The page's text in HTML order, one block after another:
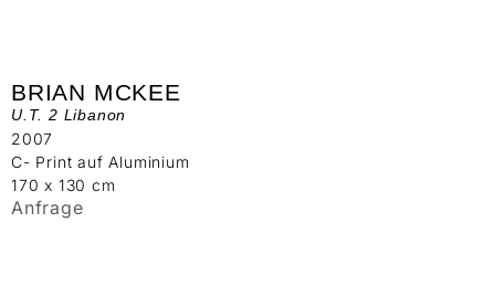
BRIAN MCKEE
U.T. 2 Libanon
2007
C- Print auf Aluminium
170 x 130 cm
Anfrage